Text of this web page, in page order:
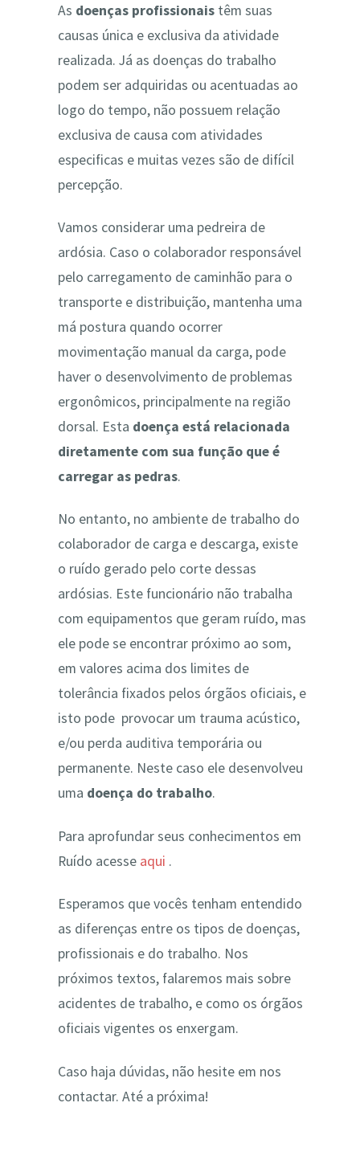
As doenças profissionaistêm suas
causas única e exclusiva da atividade
realizada. Já as doenças do trabalho
podem ser adquiridas ou acentuadas ao
logo do tempo, não possuem relação
exclusiva de causa com atividades
especificas e muitas vezes são de difícil
percepção.
Vamos considerar uma pedreira de
ardósia. Caso o colaborador responsável
pelo carregamento de caminhão para o
transporte e distribuição, mantenha uma
má postura quando ocorrer
movimentação manual da carga, pode
haver o desenvolvimento de problemas
ergonômicos, principalmente na região
dorsal. Esta doença está relacionada
diretamente com sua função que é
carregar as pedras.
No entanto, no ambiente de trabalho do
colaborador de carga e descarga, existe
o ruído gerado pelo corte dessas
ardósias. Este funcionário não trabalha
com equipamentos que geram ruído, mas
ele pode se encontrar próximo ao som,
em valores acima dos limites de
tolerância fixados pelos órgãos oficiais, e
isto pode provocar um trauma acústico,
e/ou perda auditiva temporária ou
permanente. Neste caso ele desenvolveu
uma doença do trabalho.
Para aprofundar seus conhecimentos em
Ruído acesse aqui .
Esperamos que vocês tenham entendido
as diferenças entre os tipos de doenças,
profissionais e do trabalho. Nos
próximos textos, falaremos mais sobre
acidentes de trabalho, e como os órgãos
oficiais vigentes os enxergam.
Caso haja dúvidas, não hesite em nos
contactar. Até a próxima!